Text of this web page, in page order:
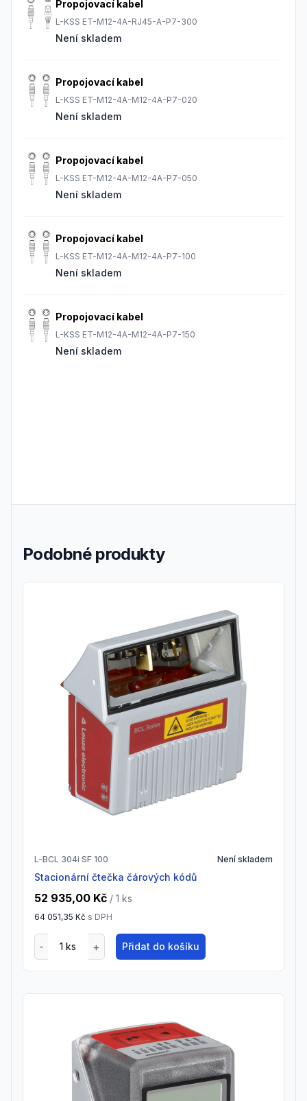
Propojovací kabel
L-KSS ET-M12-4A-RJ45-A-P7-300
Není skladem
Propojovací kabel
L-KSS ET-M12-4A-M12-4A-P7-020
Není skladem
Propojovací kabel
L-KSS ET-M12-4A-M12-4A-P7-050
Není skladem
Propojovací kabel
L-KSS ET-M12-4A-M12-4A-P7-100
Není skladem
Propojovací kabel
L-KSS ET-M12-4A-M12-4A-P7-150
Není skladem
Podobné produkty
L-BCL 304i SF 100 Není skladem
Stacionární čtečka čárových kódů
52 935,00 Kč / 1 ks
64 051,35 Kč s DPH
Přidat do košíku